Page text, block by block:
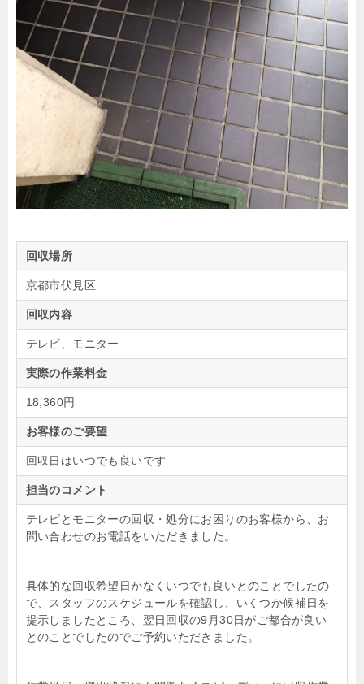
回収場所
京都市伏見区
回収内容
テレビ、モニター
実際の作業料金
18,360円
お客様のご要望
回収日はいつでも良いです
担当のコメント
テレビとモニターの回収・処分にお困りのお客様から、お
問い合わせのお電話をいただきました。
具体的な回収希望日がなくいつでも良いとのことでしたの
で、スタッフのスケジュールを確認し、いくつか候補日を
提示しましたところ、翌日回収の9月30日がご都合が良い
とのことでしたのでご予約いただきました。